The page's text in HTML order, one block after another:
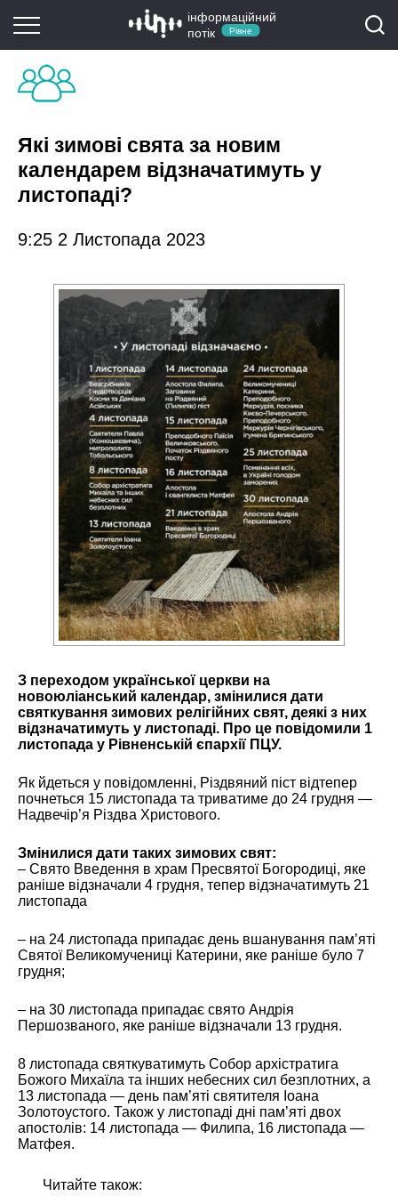
інформаційний
потік
Рівне
Які зимові свята за новим
календарем відзначатимуть у
листопаді?
9:25 2 Листопада 2023
З переходом української церкви на
новоюліанський календар, змінилися дати
святкування зимових релігійних свят, деякі з них
відзначатимуть у листопаді. Про це повідомили 1
листопада у Рівненській єпархії ПЦУ.
Як йдеться у повідомленні, Різдвяний піст відтепер
почнеться 15 листопада та триватиме до 24 грудня —
Надвечір’я Різдва Христового.
Змінилися дати таких зимових свят:
– Свято Введення в храм Пресвятої Богородиці, яке
раніше відзначали 4 грудня, тепер відзначатимуть 21
листопада
– на 24 листопада припадає день вшанування пам’яті
Святої Великомучениці Катерини, яке раніше було 7
грудня;
– на 30 листопада припадає свято Андрія
Першозваного, яке раніше відзначали 13 грудня.
8 листопада святкуватимуть Собор архістратига
Божого Михаїла та інших небесних сил безплотних, а
13 листопада — день пам’яті святителя Іоана
Золотоустого. Також у листопаді дні пам’яті двох
апостолів: 14 листопада — Филипа, 16 листопада —
Матфея.
Читайте також: